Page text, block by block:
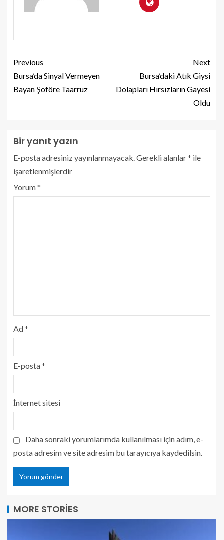
Previous
Bursa’da Sinyal Vermeyen
Bayan Şoföre Taarruz
Next
Bursa’daki Atık Giysi
Dolapları Hırsızların Gayesi
Oldu
Bir yanıt yazın
E-posta adresiniz yayınlanmayacak.Gerekli alanlar* ile
işaretlenmişlerdir
Yorum*
Ad*
E-posta*
İnternet sitesi
Daha sonraki yorumlarımda kullanılması için adım, e-
posta adresim ve site adresim bu tarayıcıya kaydedilsin.
MORE STORIES